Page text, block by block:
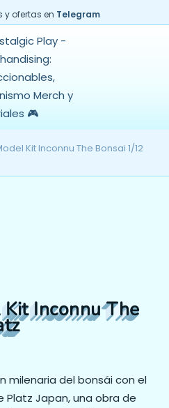
y ofertas en Telegram
Kit Inconnu The Bonsai 1/12
Inconnu The
milenaria del bonsái con el
Platz Japan, una obra de